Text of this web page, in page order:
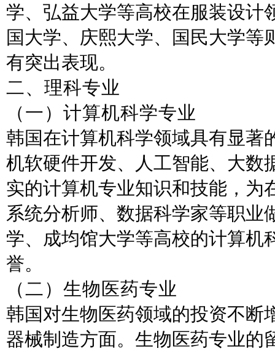
学、弘益大学等高校在服装设计
国大学、庆熙大学、国民大学
有突出表现。
二、 理科专业
（一） 计算机科学专业
韩国在计算机科学领域具有显著
机软硬件开发、人工智能、大数
实的计算机专业知识和技能，为
系统分析师、数据科学家等职业
学、成均馆大学等高校的计算机
誉。
（二） 生物医药专业
韩国对生物医药领域的投资不断
器械制造方面。生物医药专业的